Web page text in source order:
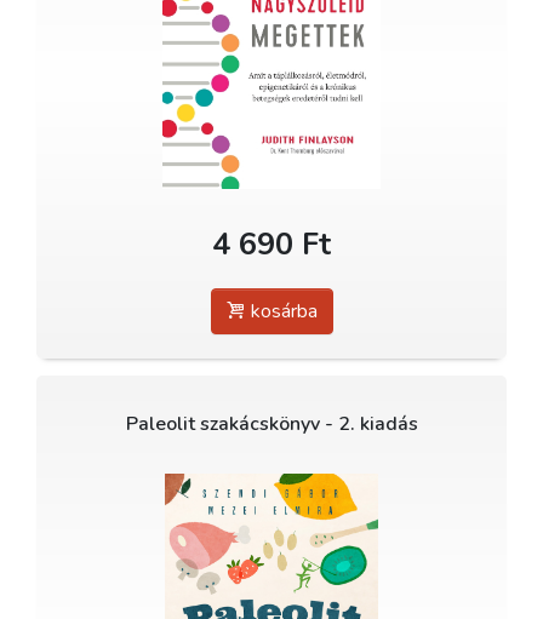
4 690 Ft
kosárba
Paleolit szakácskönyv - 2. kiadás